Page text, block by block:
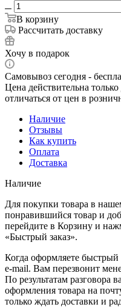
В корзину
Рассчитать доставку
Хочу в подарок
Самовывоз сегодня -
Цена действительна
отличаться от цен в
Наличие
Отзывы
Как купить
Оплата
Доставка
Наличие
Для покупки товара в
понравившийся товар и
перейдите в Корзину и
«Быстрый заказ».
Когда оформляете
e-mail. Вам перезвонит
По результатам разговора
оформления товара на
только ждать доставки и